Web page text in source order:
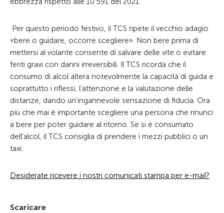
Per questo periodo festivo, il TCS ripete il vecchio adagio
«bere o guidare, occorre scegliere». Non bere prima di
mettersi al volante consente di salvare delle vite o evitare
feriti gravi con danni irreversibili. Il TCS ricorda che il
consumo di alcol altera notevolmente la capacità di guida e
soprattutto i riflessi, l’attenzione e la valutazione delle
distanze, dando un’ingannevole sensazione di fiducia. Ora
più che mai è importante scegliere una persona che rinunci
a bere per poter guidare al ritorno. Se si è consumato
dell’alcol, il TCS consiglia di prendere i mezzi pubblici o un
taxi.
Desiderate ricevere i nostri comunicati stampa per e-mail?
Scaricare